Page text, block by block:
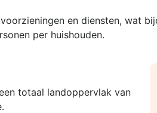
en diensten, wat
per huishouden.
totaal landoppervlak van